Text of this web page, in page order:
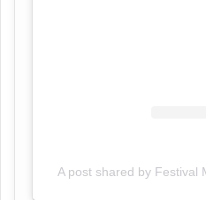
A post shared by Festival